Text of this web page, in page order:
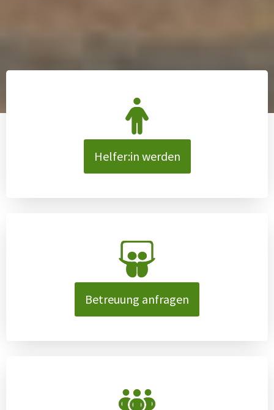
Helfer:in werden
Betreuung anfragen